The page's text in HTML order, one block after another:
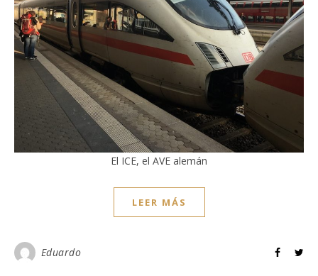
El ICE, el AVE alemán
LEER MÁS
Eduardo